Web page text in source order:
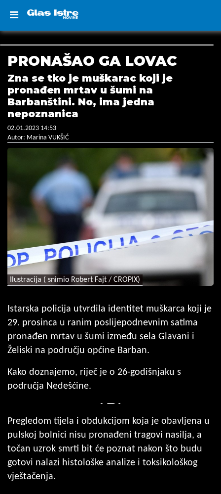
PRONAŠAO GA LOVAC
Zna se tko je muškarac koji je
pronađen mrtav u šumi na
Barbanštini. No, ima jedna
nepoznanica
02.01.2023 14:53
Autor: Marina VUKŠIĆ
Ilustracija ( snimio Robert Fajt / CROPIX)
Istarska policija utvrdila identitet muškarca koji je
29. prosinca u ranim poslijepodnevnim satima
pronađen mrtav u šumi između sela Glavani i
Želiski na području općine Barban.
Kako doznajemo, riječ je o 26-godišnjaku s
područja Nedešćine.
Pregledom tijela i obdukcijom koja je obavljena u
pulskoj bolnici nisu pronađeni tragovi nasilja, a
točan uzrok smrti bit će poznat nakon što budu
gotovi nalazi histološke analize i toksikološkog
vještačenja.